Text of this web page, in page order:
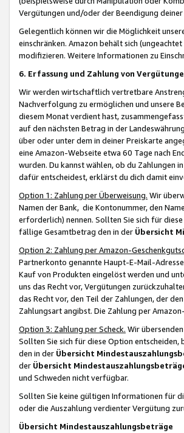
Vergütungen und/oder der Beendigung
Gelegentlich können wir die Möglichkeit
einschränken. Amazon behält sich
modifizieren. Weitere Informationen zu
6. Erfassung und Zahlung von
Wir werden wirtschaftlich vertretbare
Nachverfolgung zu ermöglichen und unsere
diesem Monat verdient hast,
auf den nächsten Betrag in der
über oder unter dem in deiner Preiskarte
eine Amazon-Webseite etwa 60 Tage nach
wurden. Du kannst wählen, ob du Zahlungen
dafür entscheidest, erklärst du dich damit
Option 1: Zahlung per Überweisung. Wir
Namen der Bank, die Kontonummer, den
erforderlich) nennen. Sollten Sie sich für
fällige Gesamtbetrag den in der Übersicht
Option 2: Zahlung per Amazon-
Partnerkonto genannte Haupt-E-Mail-
Kauf von Produkten eingelöst werden und
uns das Recht vor, Vergütungen
das Recht vor, den Teil der Zahlungen, der
Zahlungsart angibst. Die Zahlung per
Option 3: Zahlung per Scheck. Wir
Sollten Sie sich für diese Option
den in der Übersicht
der Übersicht
und Schweden nicht verfügbar.
Sollten Sie keine gültigen Informationen für
oder die Auszahlung verdienter Vergütung
Übersicht Mindestauszahlungsbeträge